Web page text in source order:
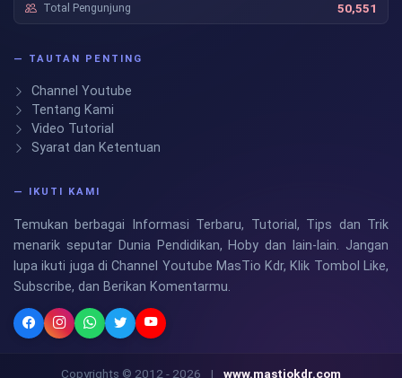
Total Pengunjung 50,551
— TAUTAN PENTING
Channel Youtube
Tentang Kami
Video Tutorial
Syarat dan Ketentuan
— IKUTI KAMI
Temukan berbagai Informasi Terbaru, Tutorial, Tips dan Trik
menarik seputar Dunia Pendidikan, Hoby dan lain-lain. Jangan
lupa ikuti juga di Channel Youtube MasTio Kdr, Klik Tombol Like,
Subscribe, dan Berikan Komentarmu.
Copyrights © 2012 - 2026 | www.mastiokdr.com